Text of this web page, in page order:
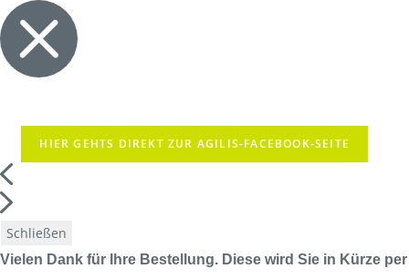
HIER GEHTS DIREKT ZUR AGILIS-FACEBOOK-SEITE
Schließen
Vielen Dank für Ihre Bestellung. Diese wird Sie in Kürze per